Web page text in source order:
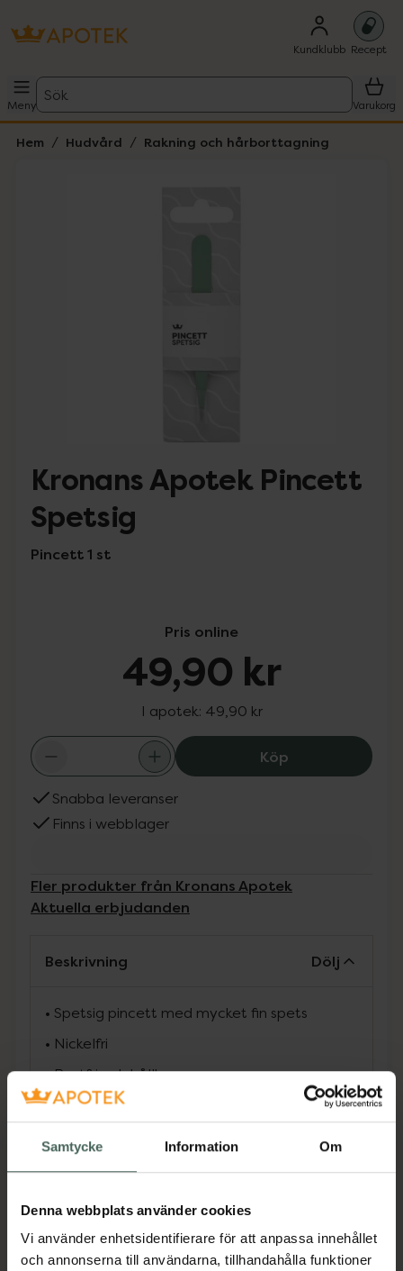
Samtycke Information Om
Denna webbplats använder cookies
Vi använder enhetsidentifierare för att anpassa innehållet
och annonserna till användarna, tillhandahålla funktioner
Kundklubb Recept
Meny
Sök
Varukorg
Hem Hudvård Rakning och hårborttagning
Kronans Apotek Pincett
Spetsig
Pincett 1 st
Pris online
49,90 kr
I apotek: 49,90 kr
KöpKronans
Snabba leveranser
Finns i webblager
Fler produkter från Kronans Apotek
Aktuella erbjudanden
Beskrivning Dölj
• Spetsig pincett med mycket fin spets
• Nickelfri
• Rostfri och hållbar
• Perfekt för små stickor, hårstrån och
precisionsarbete
• Kompakt och lätt att hantera
Pincett, spetsig och rostfri är ett
precisionsverktyg som gör det enkelt att
fånga små stickor, hårstrån eller andra små